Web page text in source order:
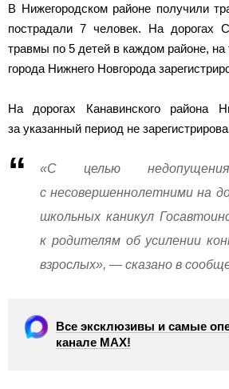
В Нижегородском районе получили
пострадали 7 человек. На дорогах
травмы по 5 детей в каждом районе, на
города Нижнего Новгорода
На дорогах Канавинского района
за указанный период не
«С целью
с несовершеннолетними на
школьных каникул
к родителям об усилении
взрослых», — сказано в
Все эксклюзивы и самые
канале МАХ!